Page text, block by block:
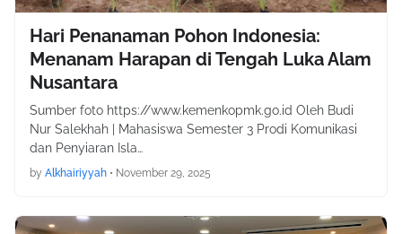
Hari Penanaman Pohon Indonesia:
Menanam Harapan di Tengah Luka Alam
Nusantara
Sumber foto https://www.kemenkopmk.go.id Oleh Budi
Nur Salekhah | Mahasiswa Semester 3 Prodi Komunikasi
dan Penyiaran Isla…
by Alkhairiyyah • November 29, 2025